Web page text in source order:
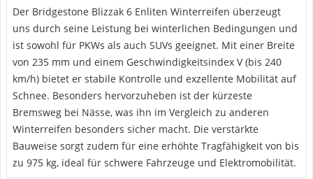
Der Bridgestone Blizzak 6 Enliten Winterreifen überzeugt
uns durch seine Leistung bei winterlichen Bedingungen und
ist sowohl für PKWs als auch SUVs geeignet. Mit einer Breite
von 235 mm und einem Geschwindigkeitsindex V (bis 240
km/h) bietet er stabile Kontrolle und exzellente Mobilität auf
Schnee. Besonders hervorzuheben ist der kürzeste
Bremsweg bei Nässe, was ihn im Vergleich zu anderen
Winterreifen besonders sicher macht. Die verstärkte
Bauweise sorgt zudem für eine erhöhte Tragfähigkeit von bis
zu 975 kg, ideal für schwere Fahrzeuge und Elektromobilität.